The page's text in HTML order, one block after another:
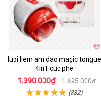
luoi liem am dao magic tongue
4in1 cuc phe
1.390.000₫ 1.695.000₫
(882)